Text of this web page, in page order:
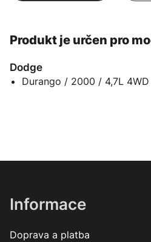
Produkt je určen pro
Dodge
Durango / 2000 / 4,7L 4WD
Informace
Doprava a platba